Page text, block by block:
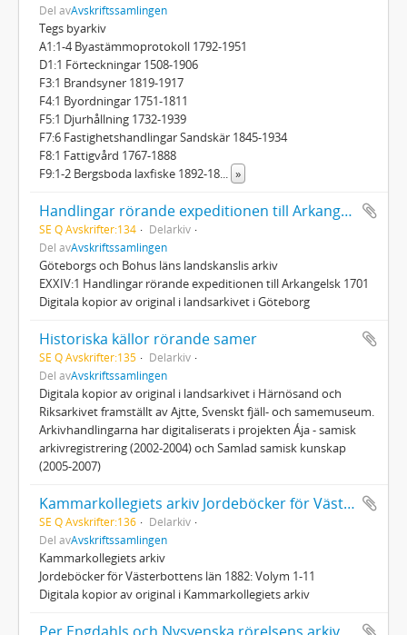
Del avAvskriftssamlingen
Tegs byarkiv
A1:1-4 Byastämmoprotokoll 1792-1951
D1:1 Förteckningar 1508-1906
F3:1 Brandsyner 1819-1917
F4:1 Byordningar 1751-1811
F5:1 Djurhållning 1732-1939
F7:6 Fastighetshandlingar Sandskär 1845-1934
F8:1 Fattigvård 1767-1888
F9:1-2 Bergsboda laxfiske 1892-18
»
Handlingar rörande expeditionen till Arkangelsk 1701
SE Q Avskrifter:134
Delarkiv
Del avAvskriftssamlingen
Göteborgs och Bohus läns landskanslis arkiv
EXXIV:1 Handlingar rörande expeditionen till Arkangelsk 1701
Digitala kopior av original i landsarkivet i Göteborg
Historiska källor rörande samer
SE Q Avskrifter:135
Delarkiv
Del avAvskriftssamlingen
Digitala kopior av original i landsarkivet i Härnösand och
Riksarkivet framställt av Ajtte, Svenskt fjäll- och samemuseum.
Arkivhandlingarna har digitaliserats i projekten Ája - samisk
arkivregistrering (2002-2004) och Samlad samisk kunskap
(2005-2007)
Kammarkollegiets arkiv Jordeböcker för Västerbottens län 1882
SE Q Avskrifter:136
Delarkiv
Del avAvskriftssamlingen
Kammarkollegiets arkiv
Jordeböcker för Västerbottens län 1882: Volym 1-11
Digitala kopior av original i Kammarkollegiets arkiv
Per Engdahls och Nysvenska rörelsens arkiv